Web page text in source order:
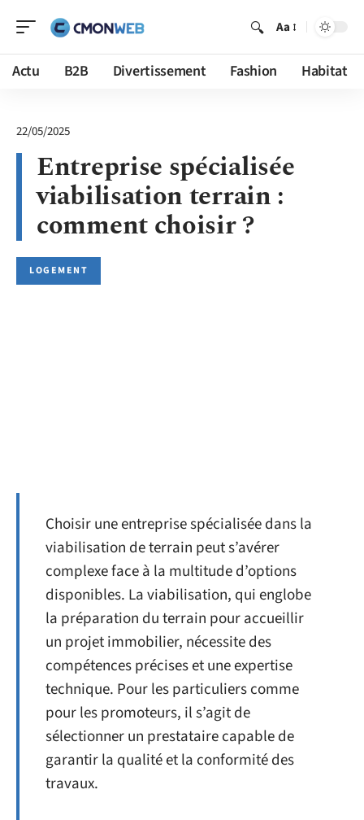
Aa
Actu B2B Divertissement Fashion Habitat
22/05/2025
Entreprise spécialisée
viabilisation terrain :
comment choisir ?
LOGEMENT
Choisir une entreprise spécialisée dans la
viabilisation de terrain peut s’avérer
complexe face à la multitude d’options
disponibles. La viabilisation, qui englobe
la préparation du terrain pour accueillir
un projet immobilier, nécessite des
compétences précises et une expertise
technique. Pour les particuliers comme
pour les promoteurs, il s’agit de
sélectionner un prestataire capable de
garantir la qualité et la conformité des
travaux.